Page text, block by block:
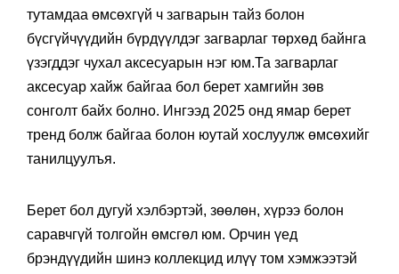
тутамдаа өмсөхгүй ч загварын тайз болон
бүсгүйчүүдийн бүрдүүлдэг загварлаг төрхөд байнга
үзэгддэг чухал аксесуарын нэг юм.Та загварлаг
аксесуар хайж байгаа бол берет хамгийн зөв
сонголт байх болно. Ингээд 2025 онд ямар берет
тренд болж байгаа болон юутай хослуулж өмсөхийг
танилцуулъя.
Берет бол дугуй хэлбэртэй, зөөлөн, хүрээ болон
саравчгүй толгойн өмсгөл юм. Орчин үед
брэндүүдийн шинэ коллекцид илүү том хэмжээтэй